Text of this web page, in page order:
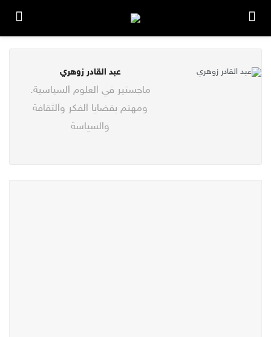
عبد القادر زوهري
ماجستير في العلوم السياسية.
ومهتم بقضايا الفكر والثقافة
والسياسة